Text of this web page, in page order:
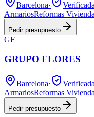
Barcelona·
Verificada
ArmariosReformas
Pedir presupuesto
GF
GRUPO FLORES
Barcelona·
Verificada
ArmariosReformas
Pedir presupuesto